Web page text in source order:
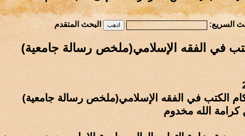
السريع: البحث المتقدم
في الفقه الإسلامي(ملخص رسالة جامعية)
الكتب في الفقه الإسلامي(ملخص رسالة جامعية)
كرامة الله مخدوم